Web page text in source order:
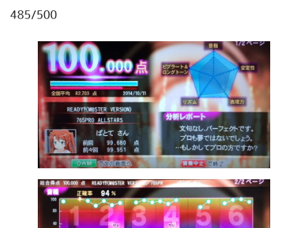
485/500